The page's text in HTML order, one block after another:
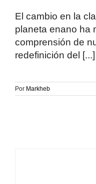
El cambio en la
planeta enano ha
comprensión de
redefinición del [...]
Por Markheb